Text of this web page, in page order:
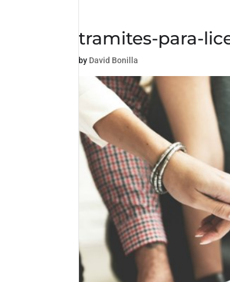
tramites-para-
by David Bonilla